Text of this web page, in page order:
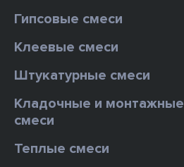
Гипсовые смеси
Клеевые смеси
Штукатурные смеси
Кладочные и монтажные
смеси
Теплые смеси